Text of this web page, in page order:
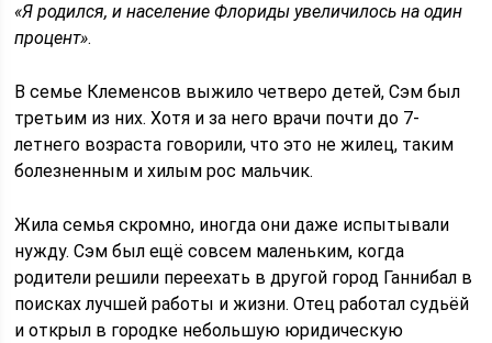
«Я родился, и население Флориды увеличилось на один
процент».
В семье Клеменсов выжило четверо детей, Сэм был
третьим из них. Хотя и за него врачи почти до 7-
летнего возраста говорили, что это не жилец, таким
болезненным и хилым рос мальчик.
Жила семья скромно, иногда они даже испытывали
нужду. Сэм был ещё совсем маленьким, когда
родители решили переехать в другой город Ганнибал в
поисках лучшей работы и жизни. Отец работал судьёй
и открыл в городке небольшую юридическую